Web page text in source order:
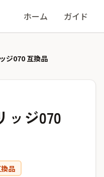
ホーム ガイド
ジ070 互換品
ッジ070
品